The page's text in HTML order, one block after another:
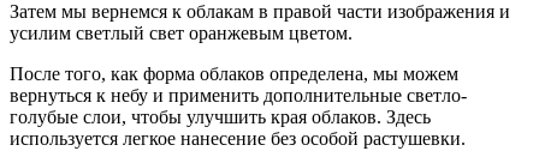
Затем мы вернемся к облакам в правой части изображения и
усилим светлый свет оранжевым цветом.
После того, как форма облаков определена, мы можем
вернуться к небу и применить дополнительные светло-
голубые слои, чтобы улучшить края облаков. Здесь
используется легкое нанесение без особой растушевки.